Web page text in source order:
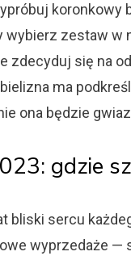
wybierz zestaw w
zdecyduj się na
ma
ona będzie
gdzie
bliski sercu
wyprzedaże —